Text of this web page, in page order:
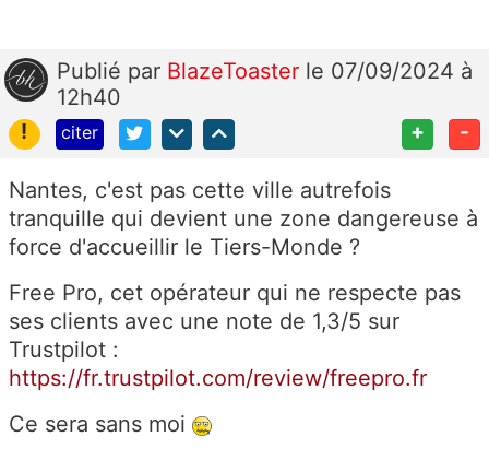
Publié par BlazeToaster le 07/09/2024 à
12h40
!
citer + -
Nantes, c'est pas cette ville autrefois
tranquille qui devient une zone dangereuse à
force d'accueillir le Tiers-Monde ?
Free Pro, cet opérateur qui ne respecte pas
ses clients avec une note de 1,3/5 sur
Trustpilot :
https://fr.trustpilot.com/review/freepro.fr
Ce sera sans moi